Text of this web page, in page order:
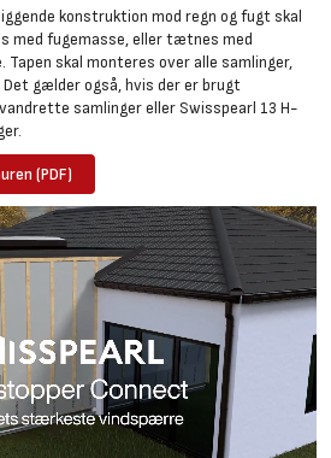
konstruktion mod regn og fugt skal
med fugemasse, eller tætnes med
skal monteres over alle samlinger,
gælder også, hvis der er brugt
samlinger eller Swisspearl 13 H-
(PDF)